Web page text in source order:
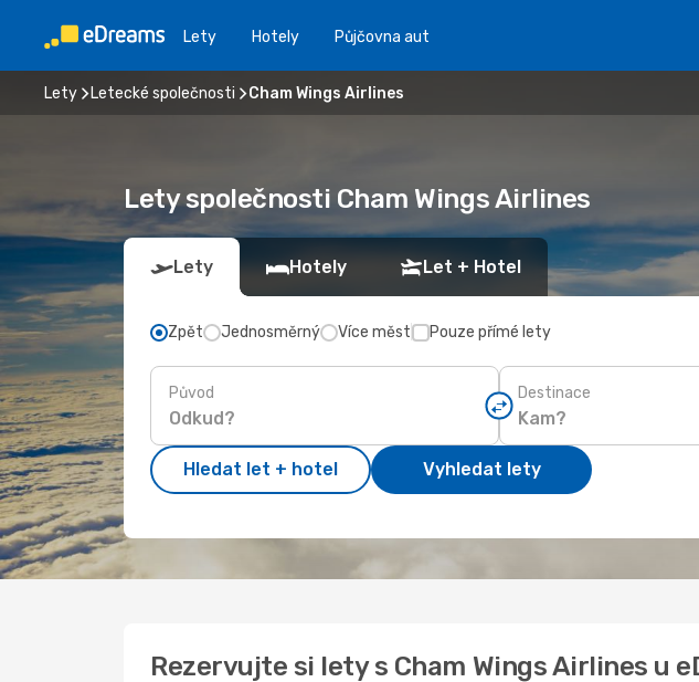
Lety Hotely Půjčovna aut
Lety Letecké společnosti Cham Wings Airlines
Lety společnosti Cham Wings Airlines
Lety Hotely Let + Hotel
Zpět Jednosměrný Více měst Pouze přímé lety
Původ Destinace
Hledat let + hotel Vyhledat lety
Rezervujte si lety s Cham Wings Airlines u